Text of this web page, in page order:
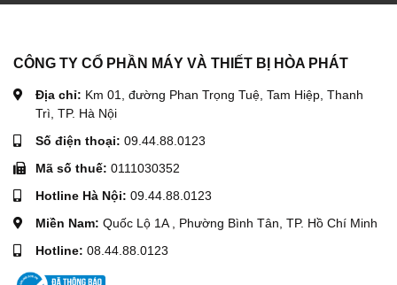
CÔNG TY CỔ PHẦN MÁY VÀ THIẾT BỊ HÒA PHÁT
Địa chỉ: Km 01, đường Phan Trọng Tuệ, Tam Hiệp, Thanh
Trì, TP. Hà Nội
Số điện thoại: 09.44.88.0123
Mã số thuế: 0111030352
Hotline Hà Nội: 09.44.88.0123
Miền Nam: Quốc Lộ 1A , Phường Bình Tân, TP. Hồ Chí Minh
Hotline: 08.44.88.0123